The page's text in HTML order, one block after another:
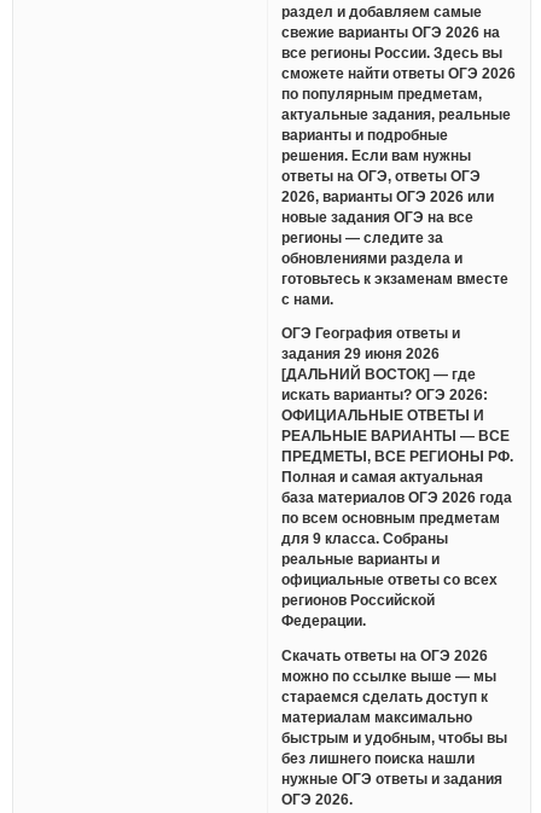
раздел и добавляем самые
свежие варианты ОГЭ 2026 на
все регионы России. Здесь вы
сможете найти ответы ОГЭ 2026
по популярным предметам,
актуальные задания, реальные
варианты и подробные
решения. Если вам нужны
ответы на ОГЭ, ответы ОГЭ
2026, варианты ОГЭ 2026 или
новые задания ОГЭ на все
регионы — следите за
обновлениями раздела и
готовьтесь к экзаменам вместе
с нами.
ОГЭ География ответы и
задания 29 июня 2026
[ДАЛЬНИЙ ВОСТОК] — где
искать варианты? ОГЭ 2026:
ОФИЦИАЛЬНЫЕ ОТВЕТЫ И
РЕАЛЬНЫЕ ВАРИАНТЫ — ВСЕ
ПРЕДМЕТЫ, ВСЕ РЕГИОНЫ РФ.
Полная и самая актуальная
база материалов ОГЭ 2026 года
по всем основным предметам
для 9 класса. Собраны
реальные варианты и
официальные ответы со всех
регионов Российской
Федерации.
Скачать ответы на ОГЭ 2026
можно по ссылке выше — мы
стараемся сделать доступ к
материалам максимально
быстрым и удобным, чтобы вы
без лишнего поиска нашли
нужные ОГЭ ответы и задания
ОГЭ 2026.